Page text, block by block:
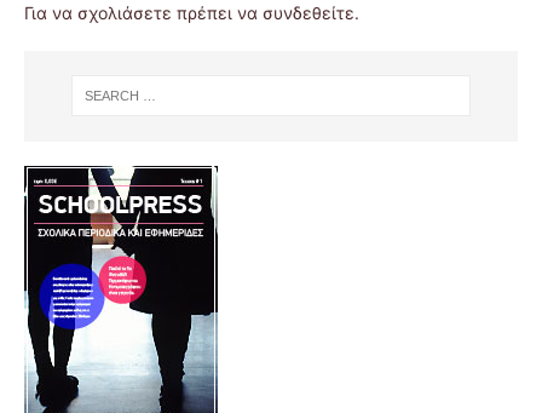
Για να σχολιάσετε πρέπει να συνδεθείτε.